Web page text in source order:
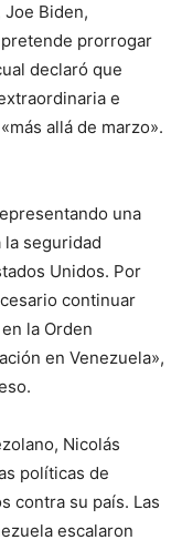
Biden,
prorrogar
declaró que
e
allá de marzo».
una
la seguridad
Unidos. Por
continuar
la Orden
en Venezuela»,
Nicolás
políticas de
contra su país. Las
escalaron